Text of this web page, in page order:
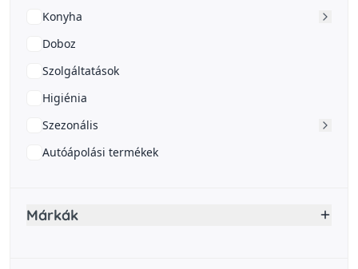
Konyha
Doboz
Szolgáltatások
Higiénia
Szezonális
Autóápolási termékek
Márkák